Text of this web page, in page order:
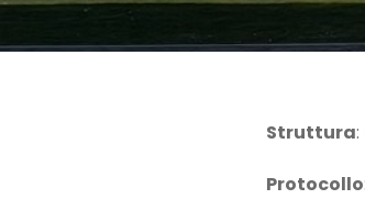
Struttura
Protocollo